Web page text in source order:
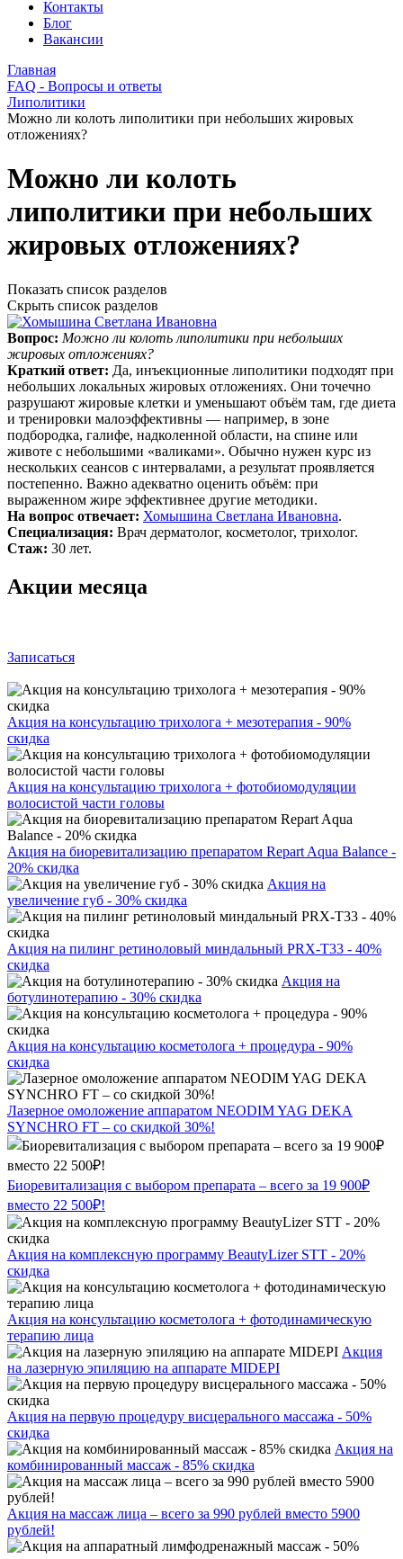
Контакты
Блог
Вакансии
Главная
FAQ - Вопросы и ответы
Липолитики
Можно ли колоть липолитики при небольших жировых
отложениях?
Можно ли колоть
липолитики при небольших
жировых отложениях?
Показать список разделов
Скрыть список разделов
Вопрос: Можно ли колоть липолитики при небольших
жировых отложениях?
Краткий ответ: Да, инъекционные липолитики подходят при
небольших локальных жировых отложениях. Они точечно
разрушают жировые клетки и уменьшают объём там, где диета
и тренировки малоэффективны — например, в зоне
подбородка, галифе, надколенной области, на спине или
животе с небольшими «валиками». Обычно нужен курс из
нескольких сеансов с интервалами, а результат проявляется
постепенно. Важно адекватно оценить объём: при
выраженном жире эффективнее другие методики.
На вопрос отвечает: Хомышина Светлана Ивановна.
Специализация: Врач дерматолог, косметолог, трихолог.
Стаж: 30 лет.
Акции месяца
Записаться
Акция на консультацию трихолога + мезотерапия - 90%
скидка
Акция на консультацию трихолога + фотобиомодуляции
волосистой части головы
Акция на биоревитализацию препаратом Repart Aqua Balance -
20% скидка
Акция на
увеличение губ - 30% скидка
Акция на пилинг ретиноловый миндальный PRX-T33 - 40%
скидка
Акция на
ботулинотерапию - 30% скидка
Акция на консультацию косметолога + процедура - 90%
скидка
Лазерное омоложение аппаратом NEODIM YAG DEKA
SYNCHRO FT – со скидкой 30%!
Биоревитализация с выбором препарата – всего за 19 900₽
вместо 22 500₽!
Акция на комплексную программу BeautyLizer STT - 20%
скидка
Акция на консультацию косметолога + фотодинамическую
терапию лица
Акция
на лазерную эпиляцию на аппарате MIDEPI
Акция на первую процедуру висцерального массажа - 50%
скидка
Акция на
комбинированный массаж - 85% скидка
Акция на массаж лица – всего за 990 рублей вместо 5900
рублей!